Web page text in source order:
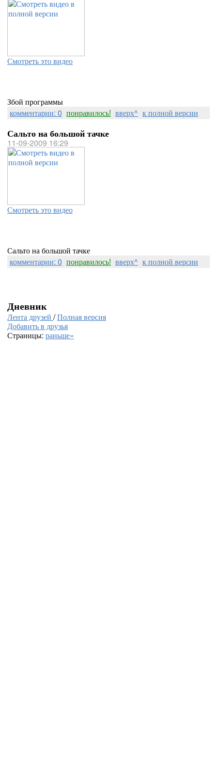
Смотреть это видео
Збой программы
комментарии: 0 понравилось! вверх^ к полной версии
Сальто на большой тачке
11-09-2009 16:29
Смотреть это видео
Сальто на большой тачке
комментарии: 0 понравилось! вверх^ к полной версии
Дневник
Лента друзей /Полная версия
Добавить в друзья
Страницы: раньше»